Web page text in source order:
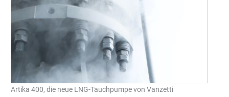
Artika 400, die neue LNG-Tauchpumpe von Vanzetti